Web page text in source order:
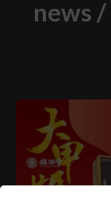
news /